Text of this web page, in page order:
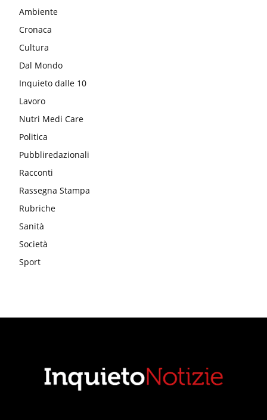
Ambiente
Cronaca
Cultura
Dal Mondo
Inquieto dalle 10
Lavoro
Nutri Medi Care
Politica
Pubbliredazionali
Racconti
Rassegna Stampa
Rubriche
Sanità
Società
Sport